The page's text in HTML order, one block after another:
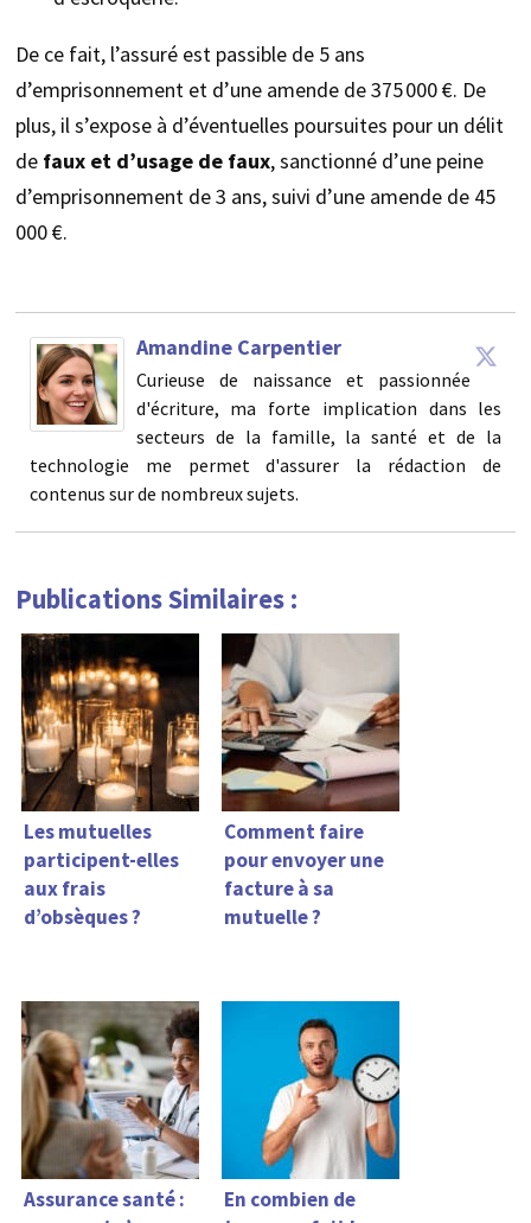
De ce fait, l’assuré est passible de 5 ans
d’emprisonnement et d’une amende de 375 000 €. De
plus, il s’expose à d’éventuelles poursuites pour un délit
de faux et d’usage de faux, sanctionné d’une peine
d’emprisonnement de 3 ans, suivi d’une amende de 45
000 €.
Amandine Carpentier
Curieuse de naissance et passionnée
d'écriture, ma forte implication dans les
secteurs de la famille, la santé et de la
technologie me permet d'assurer la rédaction de
contenus sur de nombreux sujets.
Publications Similaires :
Les mutuelles
participent-elles
aux frais
d’obsèques ?
Comment faire
pour envoyer une
facture à sa
mutuelle ?
Assurance santé :
En combien de